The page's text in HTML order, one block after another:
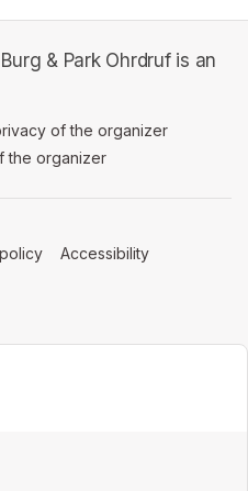
& Park Ohrdruf is an
a new tab)
of the organizer
the organizer
tab) (opens in a new tab)
Accessibility